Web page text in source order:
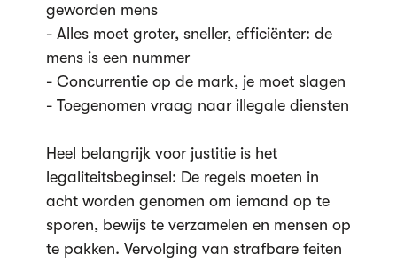
geworden mens
- Alles moet groter, sneller, efficiënter: de
mens is een nummer
- Concurrentie op de mark, je moet slagen
- Toegenomen vraag naar illegale diensten
Heel belangrijk voor justitie is het
legaliteitsbeginsel: De regels moeten in
acht worden genomen om iemand op te
sporen, bewijs te verzamelen en mensen op
te pakken. Vervolging van strafbare feiten